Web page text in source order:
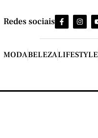
Redes sociais
MODABELEZALIFESTYLE